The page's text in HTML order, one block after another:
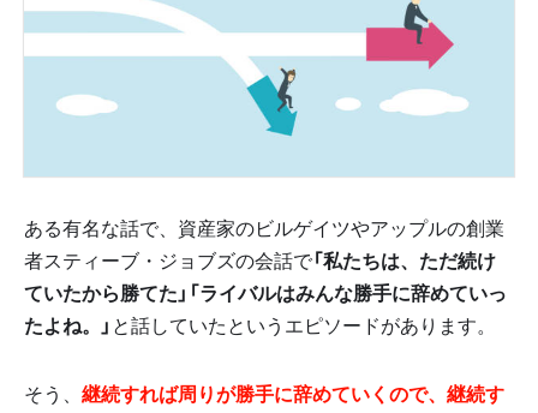
ある有名な話で、資産家のビルゲイツやアップルの創業
者スティーブ・ジョブズの会話で「私たちは、ただ続け
ていたから勝てた」「ライバルはみんな勝手に辞めていっ
たよね。」 と話していたというエピソードがあります。
そう、 継続すれば周りが勝手に辞めていくので、継続す